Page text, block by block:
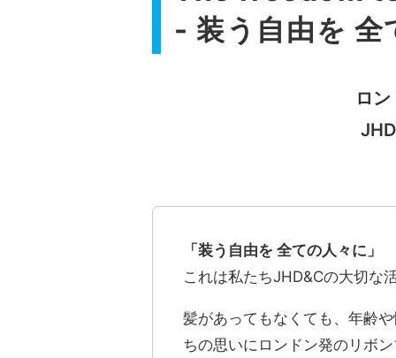
- 装う自由を
ロ
「装う自由を 全ての人々に」
これは私たちJHD&Cの大切な
髪があってもなくても、年齢
ちの思いにロンドン発のリボ